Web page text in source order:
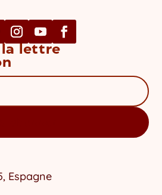
la lettre
Espagne